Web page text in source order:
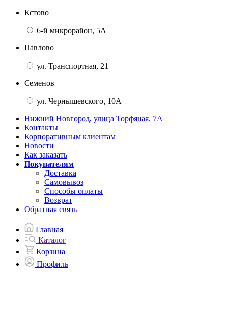
Кстово
6-й микрорайон, 5А
Павлово
ул. Транспортная, 21
Семенов
ул. Чернышевского, 10А
Нижний Новгород, улица Торфяная, 7А
Контакты
Корпоративным клиентам
Новости
Как заказать
Покупателям
Доставка
Самовывоз
Способы оплаты
Возврат
Обратная связь
Главная
Каталог
Корзина
Профиль